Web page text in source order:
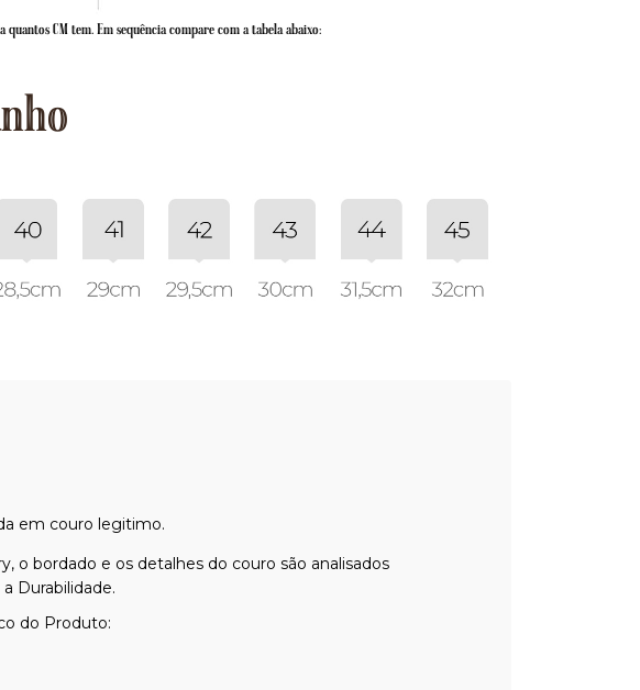
CM tem. Em sequência compare com a tabela abaixo:
em couro legitimo.
o bordado e os detalhes do couro são analisados
Durabilidade.
do Produto: